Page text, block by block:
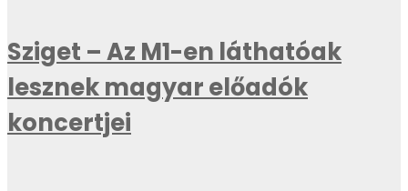
Sziget – Az M1-en láthatóak
lesznek magyar előadók
koncertjei